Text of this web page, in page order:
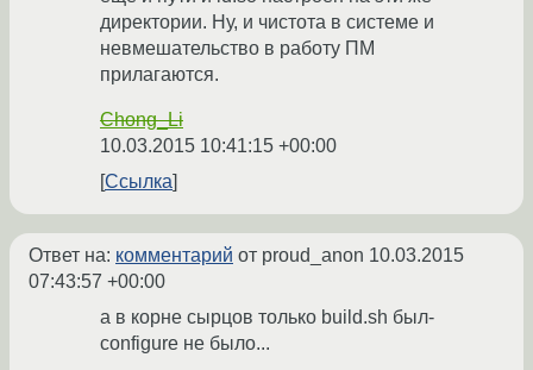
директории. Ну, и чистота в системе и
невмешательство в работу ПМ
прилагаются.
Chong_Li
10.03.2015 10:41:15 +00:00
Ссылка
Ответ на: комментарий от proud_anon 10.03.2015
07:43:57 +00:00
а в корне сырцов только build.sh был-
configure не было...